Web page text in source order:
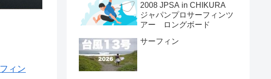
ィン
2008 JPSA in CHIKURA
ジャパンプロサーフィンツ
アー ロングボード
サーフィン